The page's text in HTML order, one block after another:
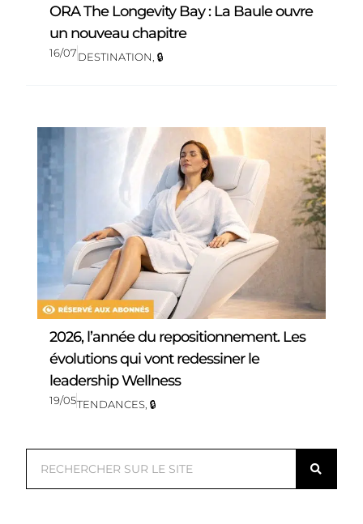
ORA The Longevity Bay : La Baule ouvre
un nouveau chapitre
16/07DESTINATION 🔒
2026, l’année du repositionnement. Les
évolutions qui vont redessiner le
leadership Wellness
19/05TENDANCES, 🔒